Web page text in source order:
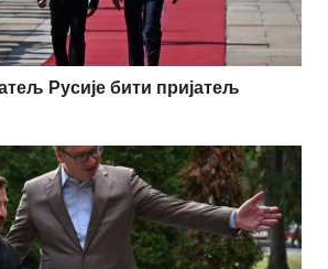
Русије бити пријатељ